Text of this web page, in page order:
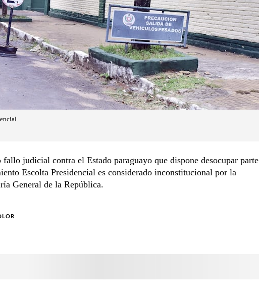
judicial contra el Estado paraguayo que dispone desocupar parte
Escolta Presidencial es considerado inconstitucional por la
General de la República.